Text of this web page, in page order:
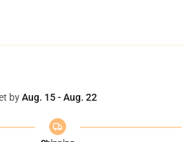
byAug. 15 - Aug. 22